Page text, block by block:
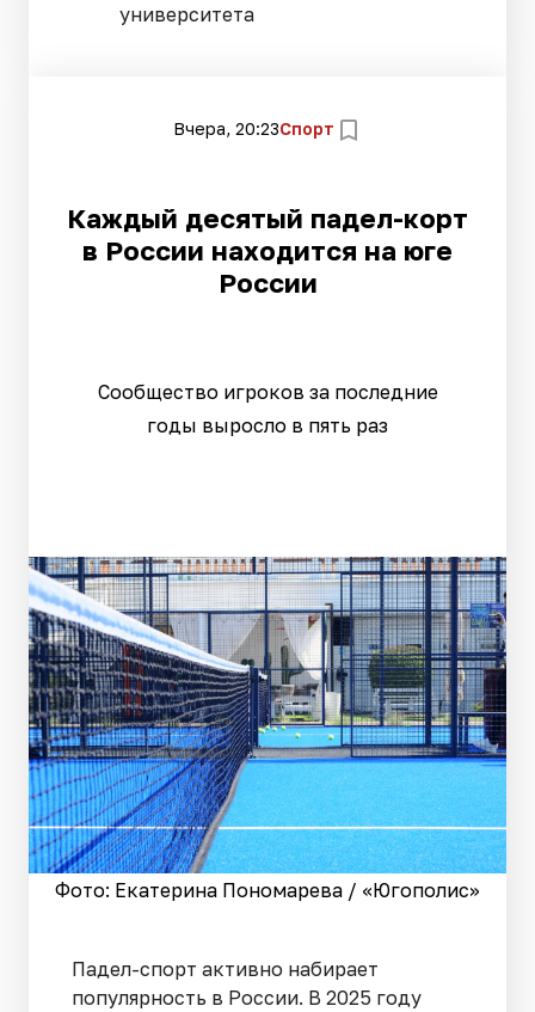
университета
Вчера, 20:23Спорт
Каждый десятый падел-корт
в России находится на юге
России
Сообщество игроков за последние
годы выросло в пять раз
Фото: Екатерина Пономарева / «Югополис»
Падел-спорт активно набирает
популярность в России. В 2025 году